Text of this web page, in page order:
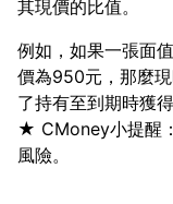
例如，如果一張面
價為950元，那麼
了持有至到期時獲
★ CMoney小提醒